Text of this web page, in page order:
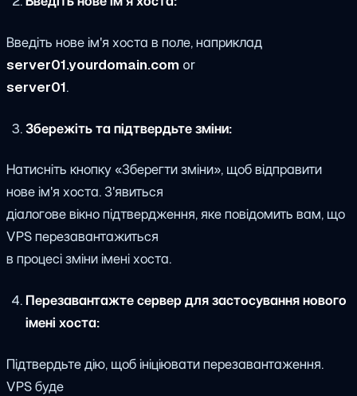
Введіть нове ім'я хоста в поле, наприклад
server01.yourdomain.com or
server01.
Збережіть та підтвердьте зміни:
Натисніть кнопку «Зберегти зміни», щоб відправити
нове ім'я хоста. З'явиться
діалогове вікно підтвердження, яке повідомить вам, що
VPS перезавантажиться
в процесі зміни імені хоста.
Перезавантажте сервер для застосування нового
імені хоста:
Підтвердьте дію, щоб ініціювати перезавантаження.
VPS буде